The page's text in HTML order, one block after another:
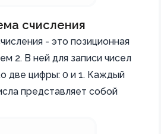
счисления
- это позиционная
2. В ней для записи чисел
две цифры: 0 и 1. Каждый
представляет собой